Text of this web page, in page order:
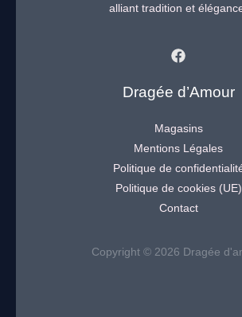
alliant tradition et
Dragée d’Amour
Magasins
Mentions Légales
Politique de
Politique de cookies (UE)
Contact
Copyright © 2026 Dragée